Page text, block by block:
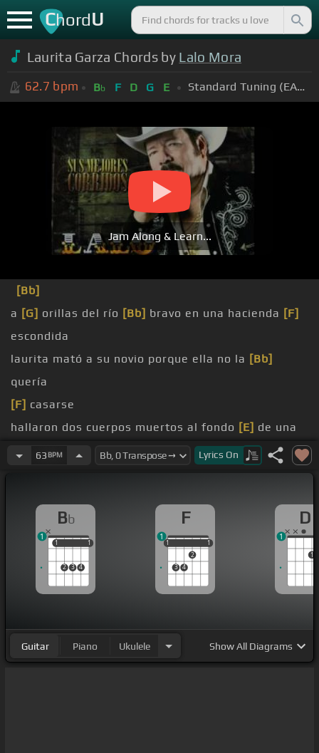
ChordU
Laurita Garza Chords by Lalo Mora
62.7 bpm Bb F D G E Standard Tuning (EADGBE)
Jam Along & Learn...
[Bb]
a [G] orillas del río [Bb] bravo en una hacienda [F]
escondida
laurita mató a su novio porque ella no la [Bb]
quería
[F] casarse
hallaron dos cuerpos muertos al fondo [E] de una
parcela
[F]de Laura
la maestra
última vez se vieron ella lo[Bb]mandó a llamar
cariño del[F]alma mía
63 BPM Lyrics On
Bb
1
2 3 4
1
1 1
1
F
1
3 4
2
1
1 1
1
D
1
1
Guitar Piano Ukulele ShowAll Diagrams